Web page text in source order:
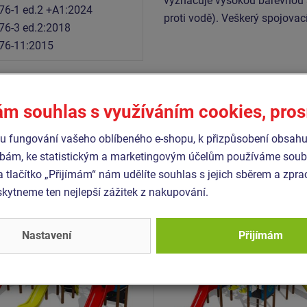
1 ed.2 +A1:2024
3 ed.2:2018
11:2015
proti vodě). Veškerý
Podobnézboží
UNK-3017K-10
klasik UNK3017K
Produkt - UNK-4010K-10
Herní sestava klasik
- celokovová
souhlas s využíváním cookies,
fungování vašeho oblíbeného e-shopu, k přizpůsobení
ke statistickým a marketingovým účelům používáme
tlačítko „Přijímám“ nám udělíte souhlas s jejich sběrem a
ten nejlepší zážitek z nakupování.
Nastavení Přijímám